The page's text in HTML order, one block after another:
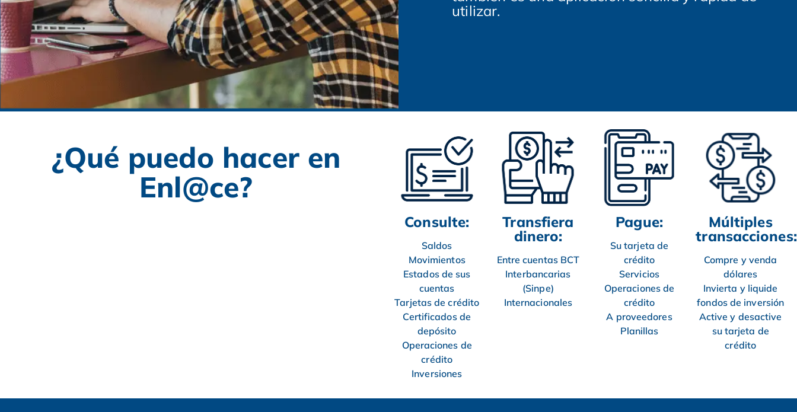
utilizar.
¿Qué puedo hacer en
Enl@ce?
Consulte:
Saldos
Movimientos
Estados de sus
cuentas
Tarjetas de crédito
Certificados de
depósito
Operaciones de
crédito
Inversiones
Transfiera
dinero:
Entre cuentas BCT
Interbancarias
(Sinpe)
Internacionales
Pague:
Su tarjeta de
crédito
Servicios
Operaciones de
crédito
A proveedores
Planillas
Múltiples
transacciones:
Compre y venda
dólares
Invierta y liquide
fondos de inversión
Active y desactive
su tarjeta de
crédito